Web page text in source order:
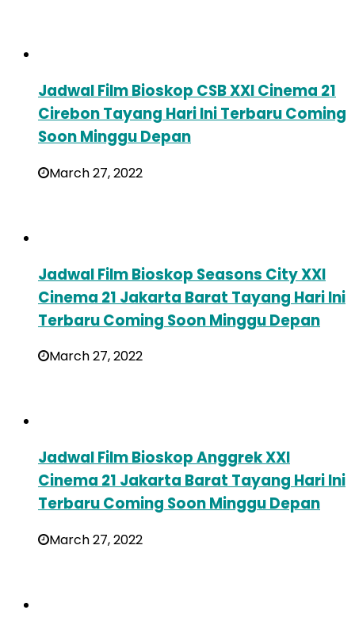
Jadwal Film Bioskop CSB XXI Cinema 21
Cirebon Tayang Hari Ini Terbaru Coming
Soon Minggu Depan
March 27, 2022
Jadwal Film Bioskop Seasons City XXI
Cinema 21 Jakarta Barat Tayang Hari Ini
Terbaru Coming Soon Minggu Depan
March 27, 2022
Jadwal Film Bioskop Anggrek XXI
Cinema 21 Jakarta Barat Tayang Hari Ini
Terbaru Coming Soon Minggu Depan
March 27, 2022